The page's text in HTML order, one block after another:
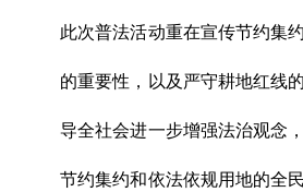
此次普法活动重在宣传节约集
的重要性，以及严守耕地红线
导全社会进一步增强法治观念
节约集约和依法依规用地的全